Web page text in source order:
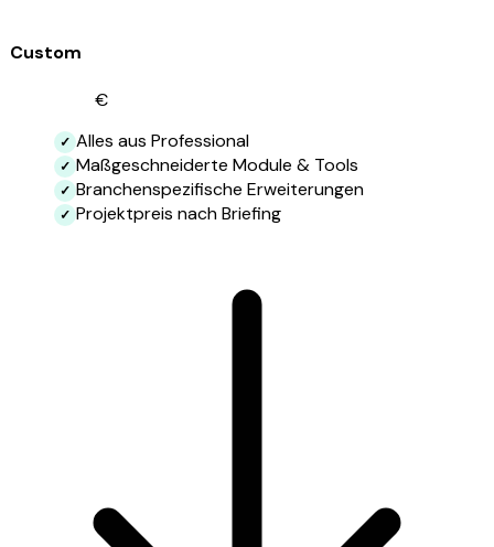
Custom
€
Alles aus Professional
Maßgeschneiderte Module & Tools
Branchenspezifische Erweiterungen
Projektpreis nach Briefing